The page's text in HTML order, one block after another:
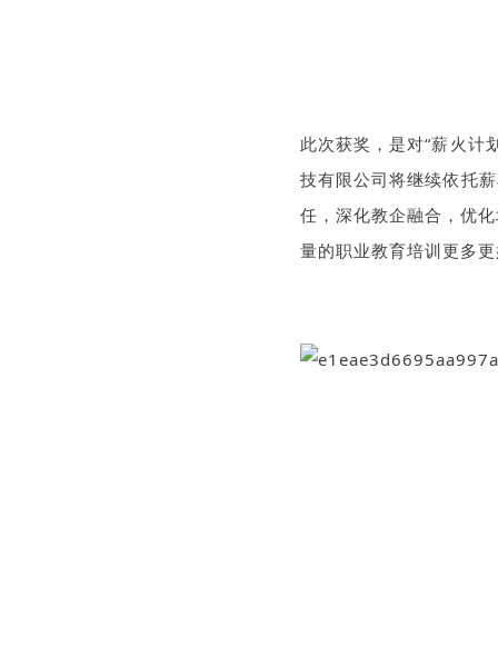
此次获奖，是对“薪火计
技有限公司将继续依托
任， 深化教企融合，优
量的职业教育培训更多